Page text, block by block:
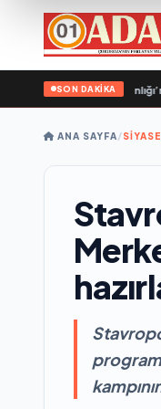
SON DAKİKA
Çalışma Bakanlığı’nın
ANA SAYFA/